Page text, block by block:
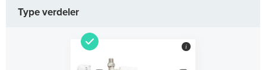
Type verdeler
i